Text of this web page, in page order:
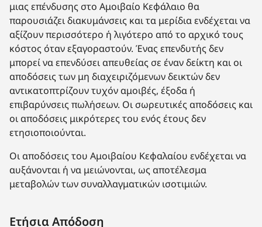
μιας επένδυσης στο Αμοιβαίο Κεφάλαιο θα
παρουσιάζει διακυμάνσεις και τα μερίδια ενδέχεται να
αξίζουν περισσότερο ή λιγότερο από το αρχικό τους
κόστος όταν εξαγοραστούν. Ένας επενδυτής δεν
μπορεί να επενδύσει απευθείας σε έναν δείκτη και οι
αποδόσεις των μη διαχειριζόμενων δεικτών δεν
αντικατοπτρίζουν τυχόν αμοιβές, έξοδα ή
επιβαρύνσεις πωλήσεων. Οι σωρευτικές αποδόσεις και
οι αποδόσεις μικρότερες του ενός έτους δεν
ετησιοποιούνται.
Οι αποδόσεις του Αμοιβαίου Κεφαλαίου ενδέχεται να
αυξάνονται ή να μειώνονται, ως αποτέλεσμα
μεταβολών των συναλλαγματικών ισοτιμιών.
Ετήσια Απόδοση